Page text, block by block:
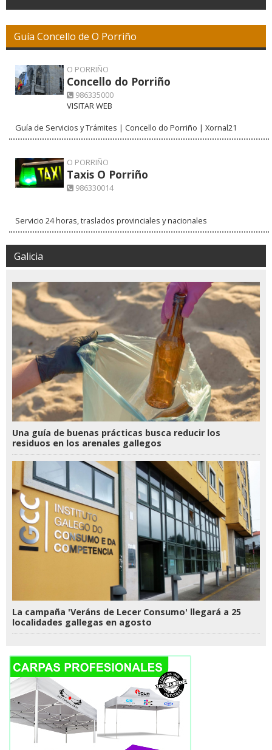
Guía Concello de O Porriño
O PORRIÑO
Concello do Porriño
986335000
VISITAR WEB
Guía de Servicios y Trámites | Concello do Porriño | Xornal21
O PORRIÑO
Taxis O Porriño
986330014
Servicio 24 horas, traslados provinciales y nacionales
Galicia
Una guía de buenas prácticas busca reducir los
residuos en los arenales gallegos
La campaña 'Veráns de Lecer Consumo' llegará a 25
localidades gallegas en agosto